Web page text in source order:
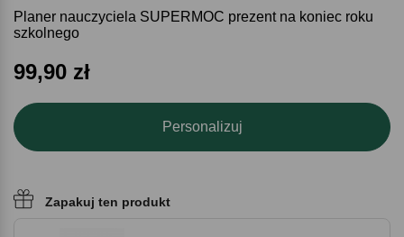
Planer nauczyciela SUPERMOC prezent na koniec roku
szkolnego
99,90 zł
Personalizuj
Zapakuj ten produkt